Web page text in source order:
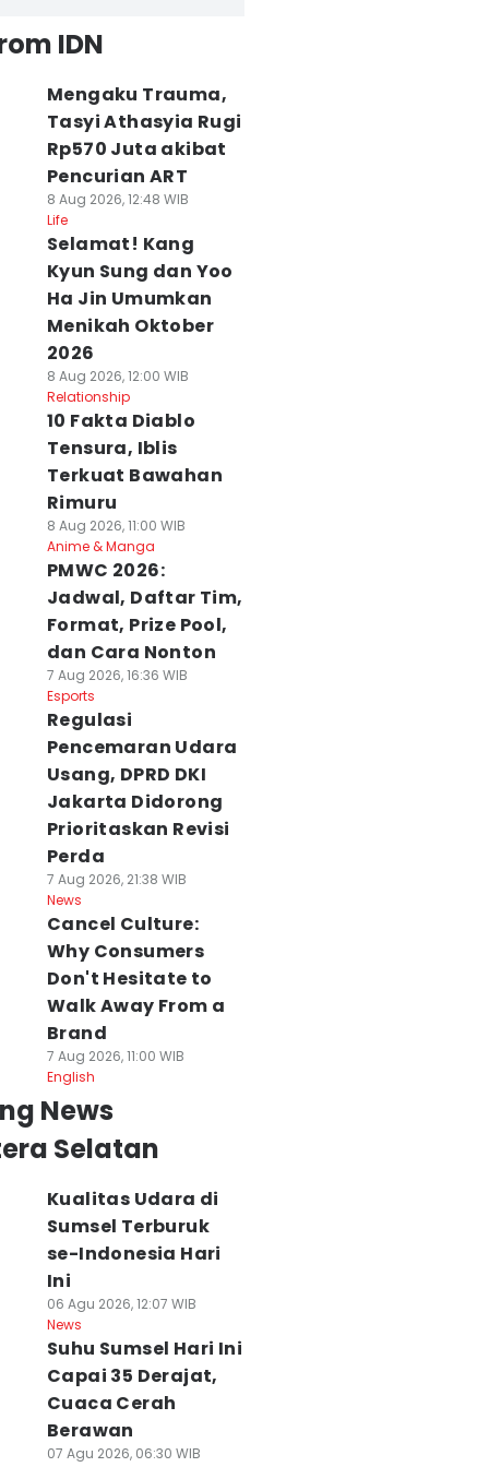
IDN
Mengaku Trauma,
Tasyi Athasyia Rugi
Rp570 Juta akibat
Pencurian ART
8 Aug 2026, 12:48 WIB
Life
Selamat! Kang
Kyun Sung dan Yoo
Ha Jin Umumkan
Menikah Oktober
2026
8 Aug 2026, 12:00 WIB
Relationship
10 Fakta Diablo
Tensura, Iblis
Terkuat Bawahan
Rimuru
8 Aug 2026, 11:00 WIB
Anime & Manga
PMWC 2026:
Jadwal, Daftar Tim,
Format, Prize Pool,
dan Cara Nonton
7 Aug 2026, 16:36 WIB
Esports
Regulasi
Pencemaran Udara
Usang, DPRD DKI
Jakarta Didorong
Prioritaskan Revisi
Perda
7 Aug 2026, 21:38 WIB
News
Cancel Culture:
Why Consumers
Don't Hesitate to
Walk Away From a
Brand
7 Aug 2026, 11:00 WIB
English
News
Selatan
Kualitas Udara di
Sumsel Terburuk
se-Indonesia Hari
Ini
06 Agu 2026, 12:07 WIB
News
Suhu Sumsel Hari Ini
Capai 35 Derajat,
Cuaca Cerah
Berawan
07 Agu 2026, 06:30 WIB